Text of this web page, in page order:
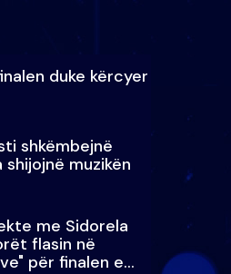
duke kërcyer
shkëmbejnë
muzikën
me Sidorela
flasin në
për finalen e